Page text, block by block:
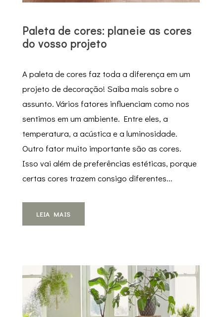
Paleta de cores: planeie as cores
do vosso projeto
A paleta de cores faz toda a diferença em um
projeto de decoração! Saiba mais sobre o
assunto. Vários fatores influenciam como nos
sentimos em um ambiente. Entre eles, a
temperatura, a acústica e a luminosidade.
Outro fator muito importante são as cores.
Isso vai além de preferências estéticas, porque
certas cores trazem consigo diferentes...
LEIA MAIS